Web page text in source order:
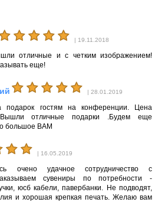
| 19.11.2018
отличные и с четким изображением!
еще!
| 28.01.2019
гостям на конференции. Цена
Вышли отличные подарки .Будем еще
большое ВАМ
| 16.05.2019
очено удачное сотрудничество с
сувениры по потребности -
юсб кабели, павербанки. Не подводят,
и хорошая крепкая печать. Желаю вам